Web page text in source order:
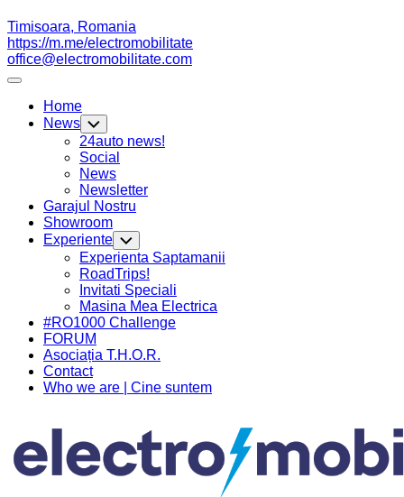
Timisoara, Romania
https://m.me/electromobilitate
office@electromobilitate.com
Expand
Home
News Toggle
Child
Menu
24auto news!
Social
News
Newsletter
Current
Page
Parent
Garajul Nostru
Showroom
Experiente Toggle
Child
Menu
Current
Page
Parent
Experienta Saptamanii
RoadTrips!
Invitati Speciali
Masina Mea Electrica
#RO1000 Challenge
FORUM
Asociația T.H.O.R.
Contact
Who we are | Cine suntem